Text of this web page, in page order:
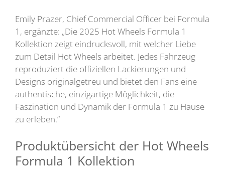
Emily Prazer, Chief Commercial Officer bei Formula
1, ergänzte: „Die 2025 Hot Wheels Formula 1
Kollektion zeigt eindrucksvoll, mit welcher Liebe
zum Detail Hot Wheels arbeitet. Jedes Fahrzeug
reproduziert die offiziellen Lackierungen und
Designs originalgetreu und bietet den Fans eine
authentische, einzigartige Möglichkeit, die
Faszination und Dynamik der Formula 1 zu Hause
zu erleben.“
Produktübersicht der Hot Wheels
Formula 1 Kollektion